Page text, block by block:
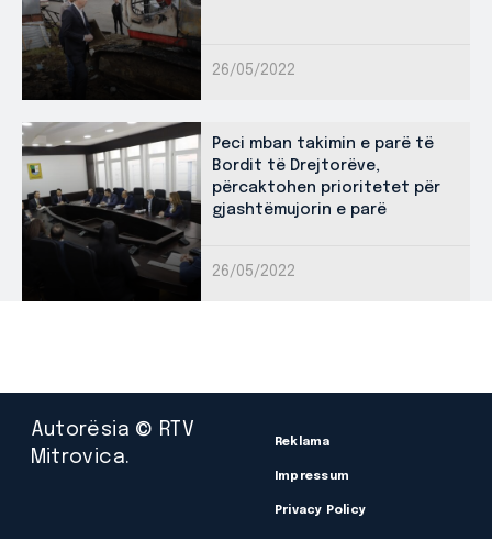
26/05/2022
Peci mban takimin e parë të
Bordit të Drejtorëve,
përcaktohen prioritetet për
gjashtëmujorin e parë
26/05/2022
Autorësia © RTV
Mitrovica.
Reklama
Impressum
Privacy Policy